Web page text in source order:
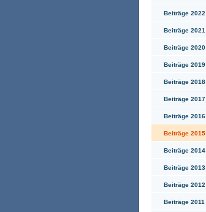
Beiträge 2022
Beiträge 2021
Beiträge 2020
Beiträge 2019
Beiträge 2018
Beiträge 2017
Beiträge 2016
Beiträge 2015
Beiträge 2014
Beiträge 2013
Beiträge 2012
Beiträge 2011